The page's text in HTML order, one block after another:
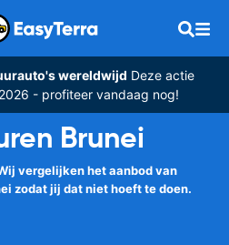
wereldwijd Deze actie
- profiteer vandaag nog!
Brunei
vergelijken het aanbod van
zodat jij dat niet hoeft te doen.